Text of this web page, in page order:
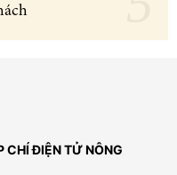
CHÍ ĐIỆN TỬ NÔNG